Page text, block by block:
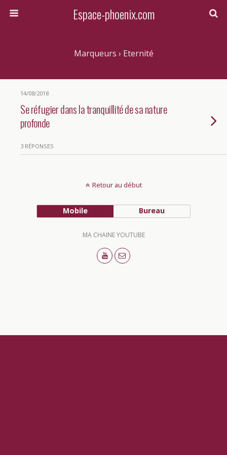
Espace-phoenix.com
Marqueurs › Eternité
14/08/2018
Se réfugier dans la tranquillité de sa nature
profonde
3 RÉPONSES
Retour au début
Mobile Bureau
MA CHAINE YOUTUBE